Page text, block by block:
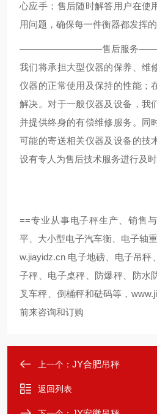
心应手；售后随时解答用户在使
用问题，确保每一件衡器都发挥的
—————————售后服务
我们将承担大型仪器的保养、维
仪器的正常使用及保持的性能；
解决。对于一般仪器及设备，我
并提供终身的有偿维修服务。同
可能的寄送相关仪器及设备的技
设有专人为售后技术服务进行及
==专业从事电子秤生产、销售
平、大小型电子汽车衡、电子轴
w.jiayidz.cn 电子地磅、电子吊秤
子秤、电子桌秤、防爆秤、防水
叉车秤、倒桶秤和砝码等，
前来咨询和订购
上一个： JY合肥吊秤
返回列表